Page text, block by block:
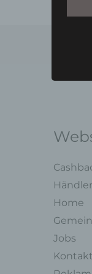
Home
Jobs
Kontakt